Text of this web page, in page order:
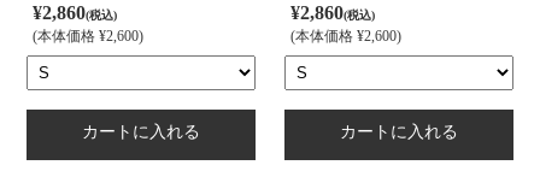
¥2,860(税込)
(本体価格 ¥2,600)
¥2,860(税込)
(本体価格 ¥2,600)